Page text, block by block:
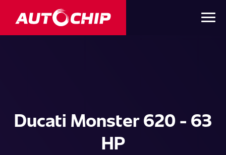
Ducati Monster 620 - 63
HP